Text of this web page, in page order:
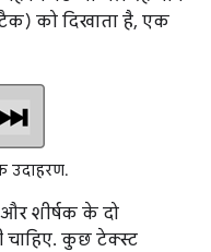
को दिखाता है, एक
उदाहरण.
शीर्षक के दो
चाहिए. कुछ टेक्स्ट